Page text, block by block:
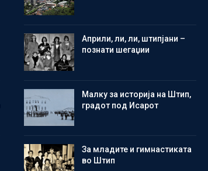
Aприли, ли, ли, штипјани –
познати шегаџии
Малку за историја на Штип,
градот под Исарот
Зa младите и гимнастиката
во Штип